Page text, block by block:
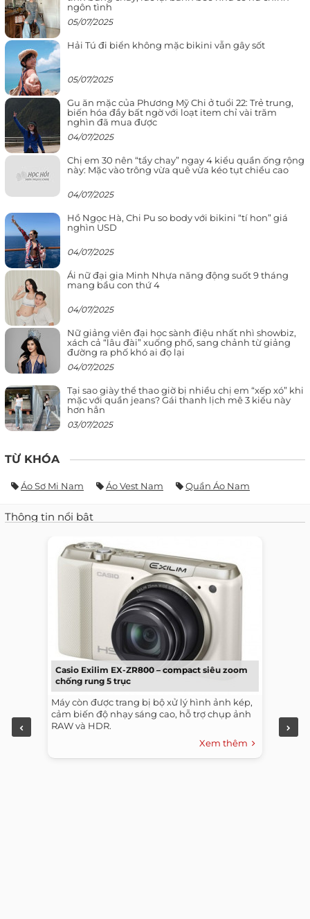
ngôn tình
05/07/2025
Hải Tú đi biển không mặc bikini vẫn gây sốt
05/07/2025
Gu ăn mặc của Phương Mỹ Chi ở tuổi 22: Trẻ trung,
biến hóa đầy bất ngờ với loạt item chỉ vài trăm
nghìn đã mua được
04/07/2025
Chị em 30 nên “tẩy chay” ngay 4 kiểu quần ống rộng
này: Mặc vào trông vừa quê vừa kéo tụt chiều cao
04/07/2025
Hồ Ngọc Hà, Chi Pu so body với bikini “tí hon” giá
nghìn USD
04/07/2025
Ái nữ đại gia Minh Nhựa năng động suốt 9 tháng
mang bầu con thứ 4
04/07/2025
Nữ giảng viên đại học sành điệu nhất nhì showbiz,
xách cả “lâu đài” xuống phố, sang chảnh từ giảng
đường ra phố khó ai đọ lại
04/07/2025
Tại sao giày thể thao giờ bị nhiều chị em “xếp xó” khi
mặc với quần jeans? Gái thanh lịch mê 3 kiểu này
hơn hẳn
03/07/2025
TỪ KHÓA
Áo Sơ Mi Nam Áo Vest Nam Quần Áo Nam
Thông tin nổi bật
Casio Exilim EX-ZR800 – compact siêu zoom
chống rung 5 trục
Máy còn được trang bị bộ xử lý hình ảnh kép,
cảm biến độ nhạy sáng cao, hỗ trợ chụp ảnh
RAW và HDR.
Xem thêm